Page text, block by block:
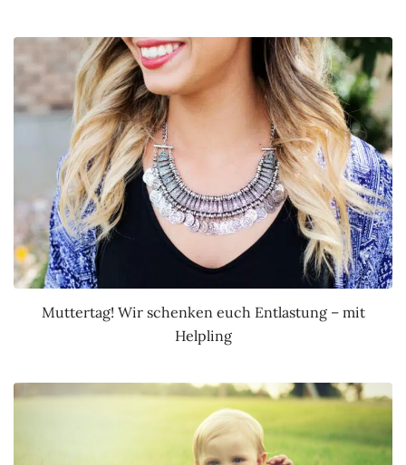
Muttertag! Wir schenken euch Entlastung – mit
Helpling